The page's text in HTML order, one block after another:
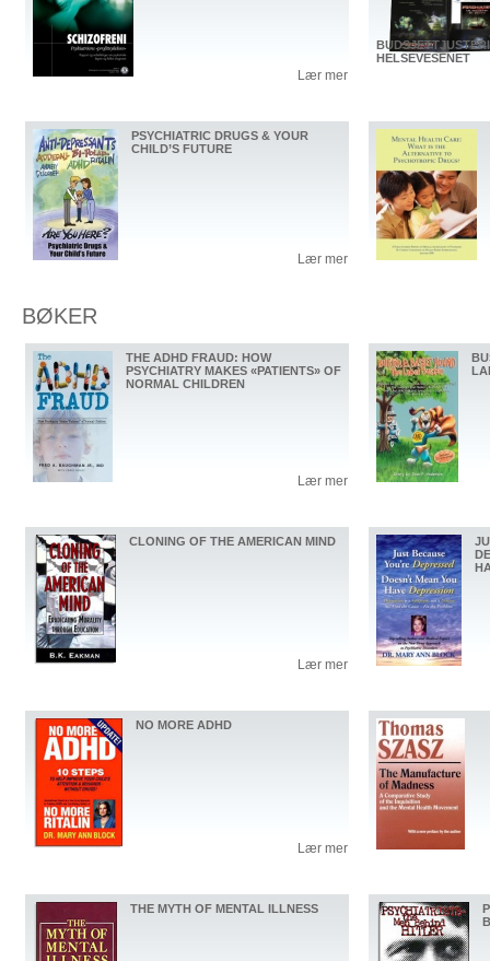
Lær mer
HELSEVESENET
PSYCHIATRIC DRUGS & YOUR
CHILD’S FUTURE
Lær mer
BØKER
THE ADHD FRAUD: HOW
PSYCHIATRY MAKES «PATIENTS» OF
NORMAL CHILDREN
Lær mer
CLONING OF THE AMERICAN MIND
Lær mer
NO MORE ADHD
Lær mer
THE MYTH OF MENTAL ILLNESS